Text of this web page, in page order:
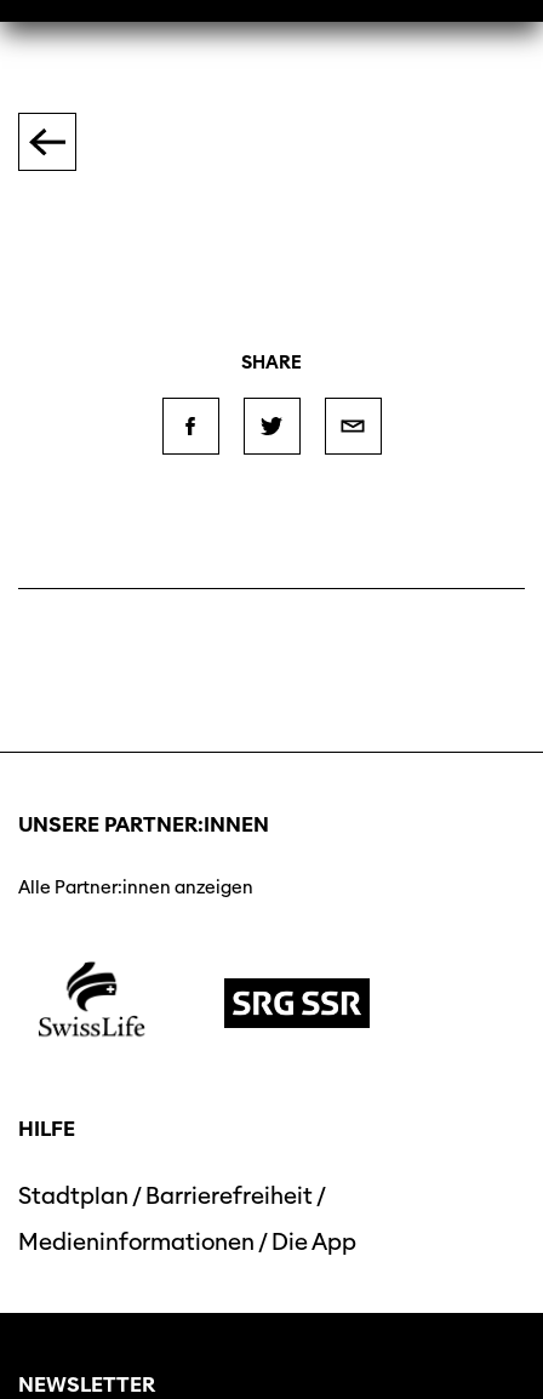
Diese Seite wird mit Internet Explorer
SHARE
UNSERE PARTNER:INNEN
Alle Partner:innen anzeigen
HILFE
Stadtplan /Barrierefreiheit/
Medieninformationen /Die App
NEWSLETTER